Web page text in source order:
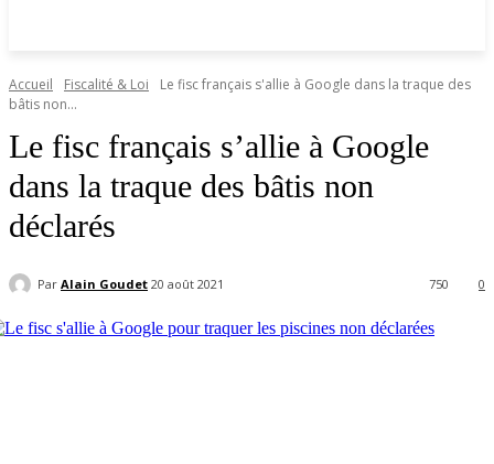
Accueil Fiscalité & Loi
Le fisc français s'allie à Google dans la traque des
bâtis non...
Le fisc français s’allie à Google
dans la traque des bâtis non
déclarés
Par Alain Goudet 20 août 2021 0
750